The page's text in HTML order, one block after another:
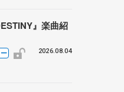
』楽曲紹
2026.08.04